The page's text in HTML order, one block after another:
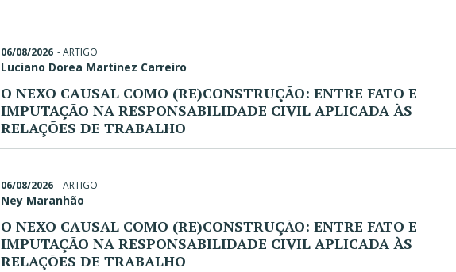
06/08/2026 -ARTIGO
Luciano Dorea Martinez Carreiro
O NEXO CAUSAL COMO (RE)CONSTRUÇÃO: ENTRE FATO E
IMPUTAÇÃO NA RESPONSABILIDADE CIVIL APLICADA ÀS
RELAÇÕES DE TRABALHO
06/08/2026 -ARTIGO
Ney Maranhão
O NEXO CAUSAL COMO (RE)CONSTRUÇÃO: ENTRE FATO E
IMPUTAÇÃO NA RESPONSABILIDADE CIVIL APLICADA ÀS
RELAÇÕES DE TRABALHO